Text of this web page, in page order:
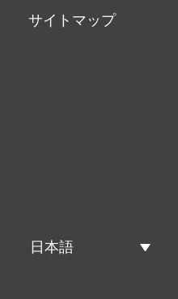
サイトマップ
日本語